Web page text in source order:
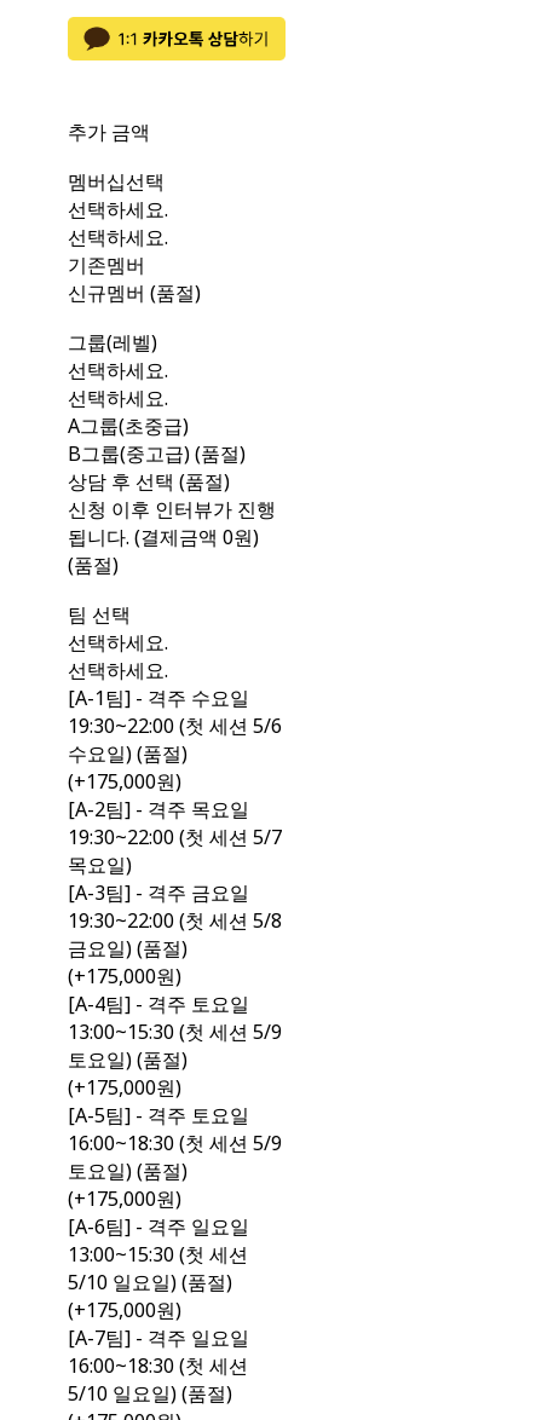
추가 금액
멤버십선택
선택하세요.
선택하세요.
기존멤버
신규멤버 (품절)
그룹(레벨)
선택하세요.
선택하세요.
A그룹(초중급)
B그룹(중고급) (품절)
상담 후 선택 (품절)
신청 이후 인터뷰가 진행
됩니다. (결제금액 0원)
(품절)
팀 선택
선택하세요.
선택하세요.
[A-1팀] - 격주 수요일
19:30~22:00 (첫 세션 5/6
수요일) (품절)
(+175,000원)
[A-2팀] - 격주 목요일
19:30~22:00 (첫 세션 5/7
목요일)
[A-3팀] - 격주 금요일
19:30~22:00 (첫 세션 5/8
금요일) (품절)
(+175,000원)
[A-4팀] - 격주 토요일
13:00~15:30 (첫 세션 5/9
토요일) (품절)
(+175,000원)
[A-5팀] - 격주 토요일
16:00~18:30 (첫 세션 5/9
토요일) (품절)
(+175,000원)
[A-6팀] - 격주 일요일
13:00~15:30 (첫 세션
5/10 일요일) (품절)
(+175,000원)
[A-7팀] - 격주 일요일
16:00~18:30 (첫 세션
5/10 일요일) (품절)